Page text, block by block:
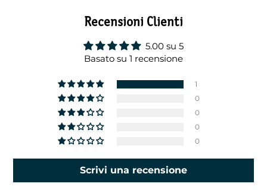
Recensioni Clienti
5.00 su 5
Basato su 1 recensione
1
0
0
0
0
Scrivi una recensione